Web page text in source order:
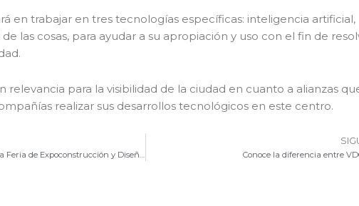
en trabajar en tres tecnologías específicas: inteligencia artificial,
las cosas, para ayudar a su apropiación y uso con el fin de
relevancia para la visibilidad de la ciudad en cuanto a alianzas
realizar sus desarrollos tecnológicos en este centro.
Estaremos presentes en la Feria de Expoconstrucción y Diseño 2019 Conoce la diferencia entre